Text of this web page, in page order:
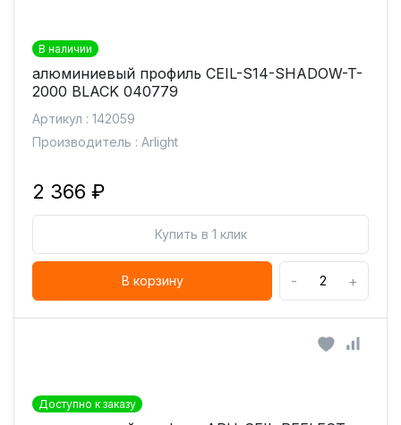
В наличии
алюминиевый профиль СEIL-S14-SHADOW-T-
2000 BLACK 040779
Артикул : 142059
Производитель : Arlight
2 366 ₽
Купить в 1 клик
В корзину - +
Доступно к заказу